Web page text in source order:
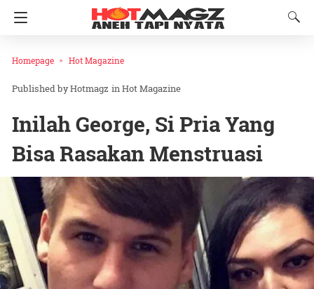
Homepage Hot Magazine
Hotmagz inHot Magazine
Inilah George, Si Pria Yang
Bisa Rasakan Menstruasi